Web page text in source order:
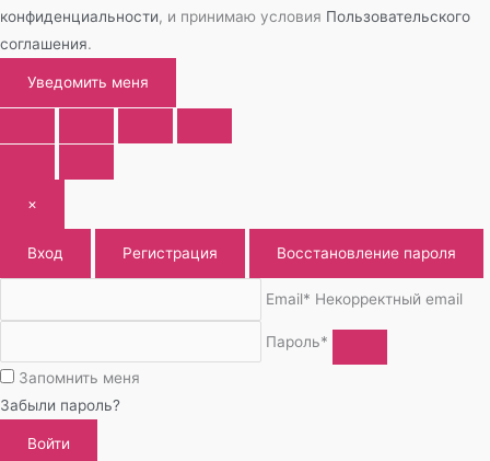
конфиденциальности, и принимаю условия Пользовательского
соглашения.
Уведомить меня
×
Вход Регистрация Восстановление пароля
Email* Некорректный email
Пароль*
Запомнить меня
Забыли пароль?
Войти